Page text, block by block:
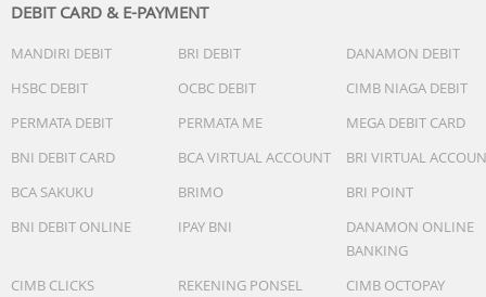
Rear Camera :
• 50MP 3x Telephoto
• 8MP Ultra Wide
Jaringan & Slot
5G Network
Tidak mendukung MicroSD
DEBIT CARD & E-PAYMENT
MANDIRI DEBIT BRI DEBIT
DANAMON DEBIT
HSBC DEBIT
OCBC DEBIT
CIMB NIAGA DEBIT
PERMATA DEBIT
PERMATA ME
MEGA DEBIT CARD
BNI DEBIT CARD
BCA VIRTUAL ACCOUNT
BRI VIRTUAL
BCA SAKUKU
BRIMO
BRI POINT
BNI DEBIT ONLINE
IPAY BNI
DANAMON ONLINE
BANKING
CIMB CLICKS
REKENING PONSEL
CIMB OCTOPAY